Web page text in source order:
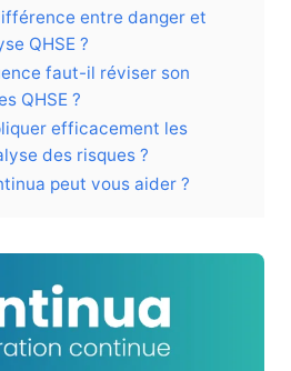
entre danger et
QHSE ?
faut-il réviser son
QHSE ?
efficacement les
des risques ?
peut vous aider ?